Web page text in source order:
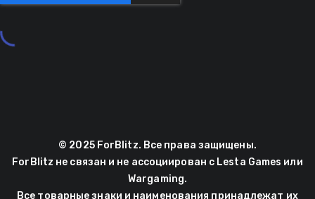
© 2025 ForBlitz. Все права защищены.
ForBlitz не связан и не ассоциирован с Lesta Games или
Wargaming.
Все товарные знаки и наименования принадлежат их